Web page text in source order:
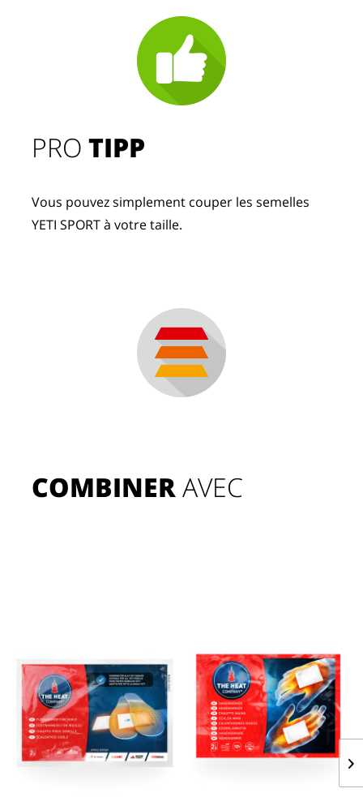
PROTIPP
Vous pouvez simplement couper les semelles
YETI SPORT à votre taille.
COMBINER AVEC